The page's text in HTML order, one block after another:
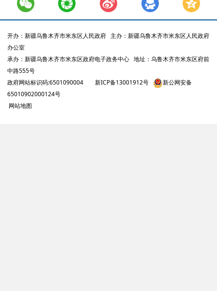
开办：新疆乌鲁木齐市米东区人民政府 主办：新疆乌鲁木齐市米东区人民政府
办公室
承办：新疆乌鲁木齐市米东区政府电子政务中心 地址：乌鲁木齐市米东区府前
中路555号
政府网站标识码:6501090004
新ICP备13001912号
新公网安备
65010902000124号
网站地图